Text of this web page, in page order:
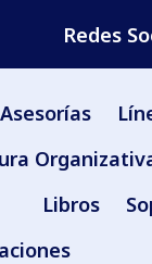
Redes
Asesorías
Libros